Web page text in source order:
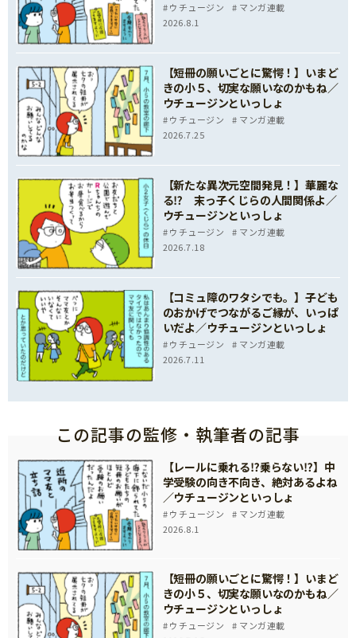
ウチュージン
マンガ連載
2026.8.1
【短冊の願いごとに驚愕！】いまど
きの小５、切実な願いなのかもね／
ウチュージンといっしょ
ウチュージン
マンガ連載
2026.7.25
【新たな異次元空間発見！】華麗な
る⁉ 末っ子くじらの人間関係よ／
ウチュージンといっしょ
ウチュージン
マンガ連載
2026.7.18
【コミュ障のワタシでも。】子ども
のおかげでつながるご縁が、いっぱ
いだよ／ウチュージンといっしょ
ウチュージン
マンガ連載
2026.7.11
この記事の監修・執筆者の記事
【レールに乗れる⁉乗らない⁉】中
学受験の向き不向き、絶対あるよね
／ウチュージンといっしょ
ウチュージン
マンガ連載
2026.8.1
【短冊の願いごとに驚愕！】いまど
きの小５、切実な願いなのかもね／
ウチュージンといっしょ
ウチュージン
マンガ連載